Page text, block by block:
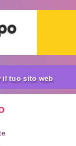
il tuo sito web